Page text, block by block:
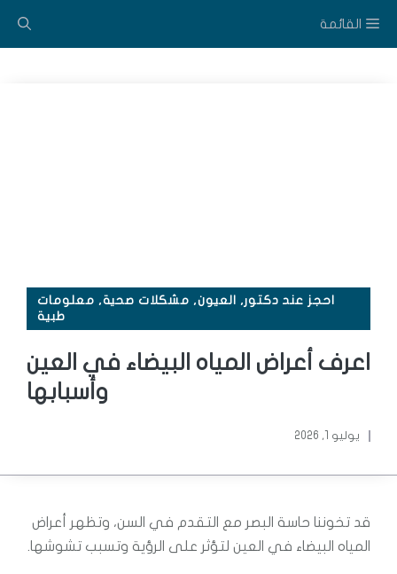
القائمة
احجز عند دكتور, العيون, مشكلات صحية, معلومات
طبية
اعرف أعراض المياه البيضاء في العين
وأسبابها
يوليو 1, 2026
قد تخوننا حاسة البصر مع التقدم في السن، وتظهر أعراض
المياه البيضاء في العين لتؤثر على الرؤية وتسبب تشوشها.